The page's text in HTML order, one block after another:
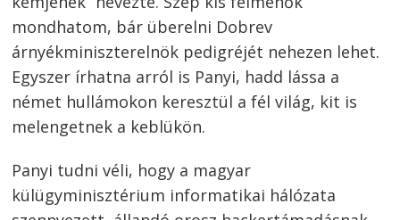
mondhatom, bár überelni Dobrev
árnyékminiszterelnök pedigréjét nehezen lehet.
Egyszer írhatna arról is Panyi, hadd lássa a
német hullámokon keresztül a fél világ, kit is
melengetnek a keblükön.
Panyi tudni véli, hogy a magyar
külügyminisztérium informatikai hálózata